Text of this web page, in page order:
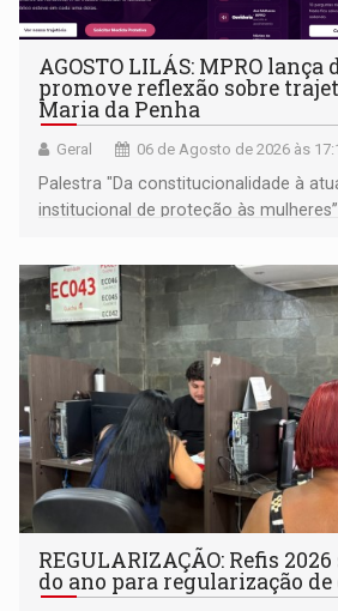
AGOSTO LILÁS: MPRO lança
promove reflexão sobre
Maria da Penha
Geral 06 de Agosto de 2026 às
Palestra "Da constitucionalidade à
institucional de proteção às
Goiás
REGULARIZAÇÃO: Refis
do ano para regularização de